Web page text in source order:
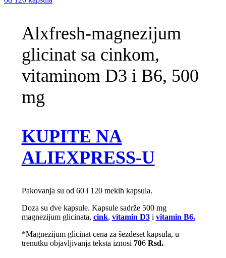
Alxfresh-magnezijum
glicinat sa cinkom,
vitaminom D3 i B6, 500
mg
KUPITE NA
ALIEXPRESS-U
Pakovanja su od 60 i 120 mekih kapsula.
Doza su dve kapsule. Kapsule sadrže 500 mg
magnezijum glicinata, cink, vitamin D3i vitamin B6.
*Magnezijum glicinat cena za šezdeset kapsula, u
trenutku objavljivanja teksta iznosi 706 Rsd.